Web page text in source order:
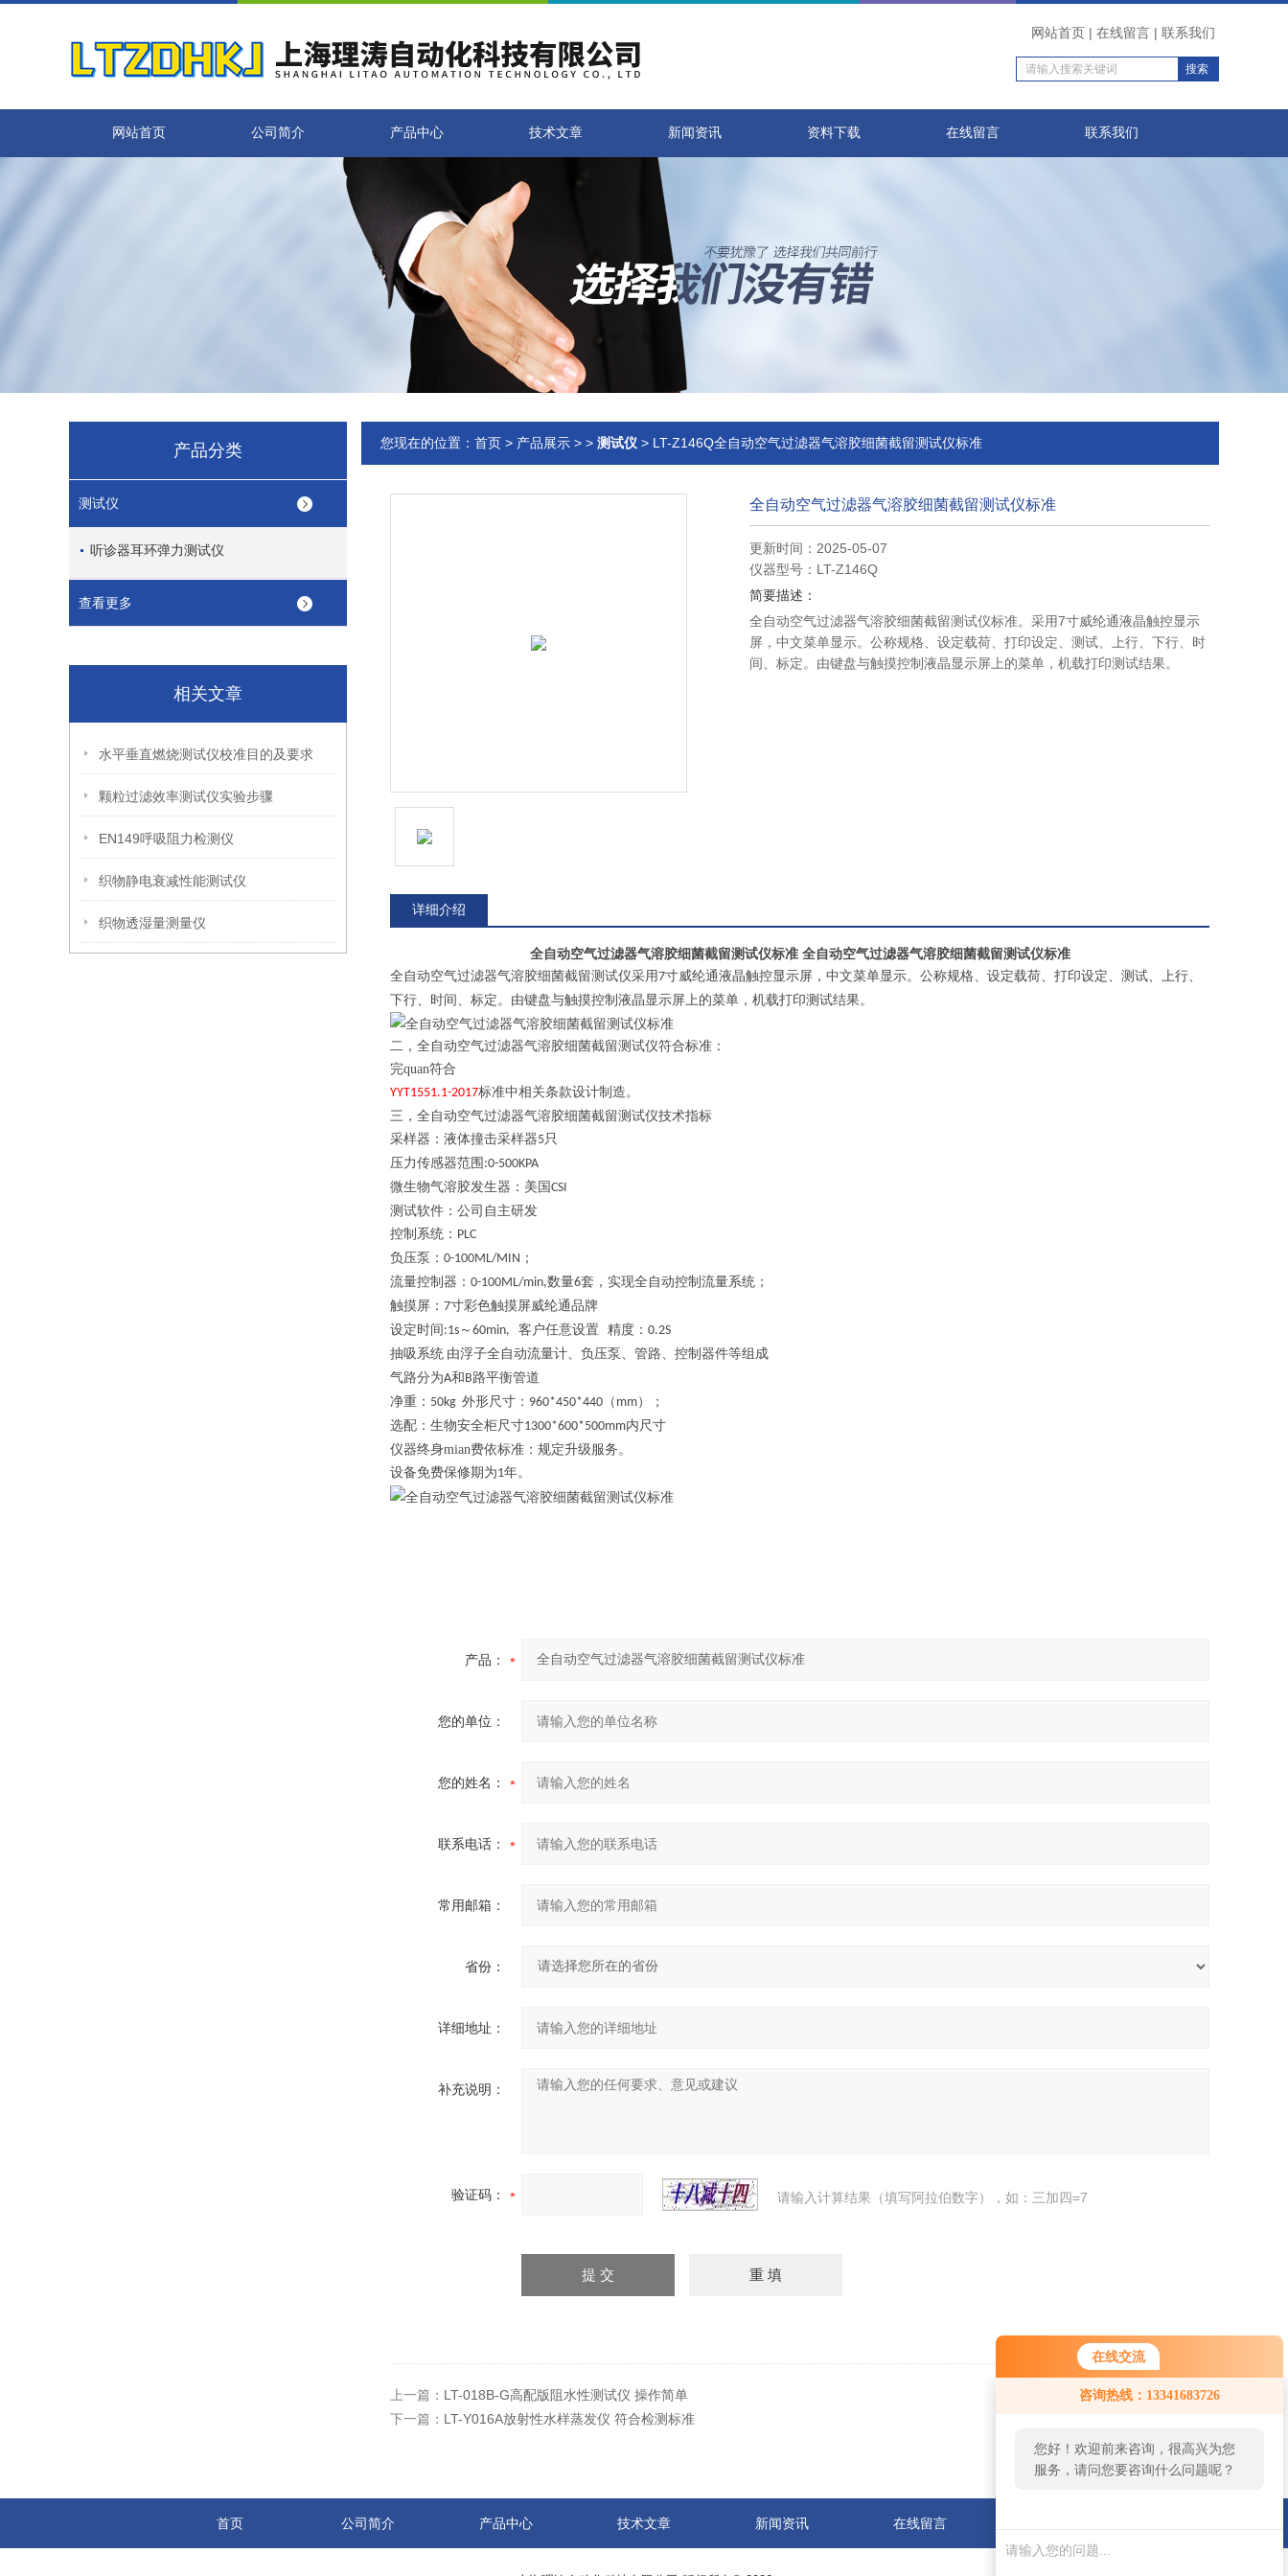
在线交流
咨询热线：13341683726
您好！欢迎前来咨询，很高兴为您
服务，请问您要咨询什么问题呢？
网站首页 | 在线留言 | 联系我们
网站首页 公司简介 产品中心 技术文章 新闻资讯 资料下载 在线留言 联系我们
产品分类
测试仪
听诊器耳环弹力测试仪
查看更多
相关文章
水平垂直燃烧测试仪校准目的及要求
颗粒过滤效率测试仪实验步骤
EN149呼吸阻力检测仪
织物静电衰减性能测试仪
织物透湿量测量仪
您现在的位置： 首页 > 产品展示 > > 测试仪 > LT-Z146Q全自动空气过滤器气溶胶细菌截留测试仪标准
全自动空气过滤器气溶胶细菌截留测试仪标准
更新时间：2025-05-07
仪器型号：LT-Z146Q
简要描述：
全自动空气过滤器气溶胶细菌截留测试仪标准。采用7寸威纶通液晶触控显示
屏，中文菜单显示。公称规格、设定载荷、打印设定、测试、上行、下行、时
间、标定。由键盘与触摸控制液晶显示屏上的菜单，机载打印测试结果。
详细介绍
全自动空气过滤器气溶胶细菌截留测试仪标准 全自动空气过滤器气溶胶细菌截留测试仪标准
全自动空气过滤器气溶胶细菌截留测试仪采用7寸威纶通液晶触控显示屏，中文菜单显示。公称规格、设定载荷、打印设定、测试、上行、
下行、时间、标定。由键盘与触摸控制液晶显示屏上的菜单，机载打印测试结果。
二，全自动空气过滤器气溶胶细菌截留测试仪符合标准：
完quan符合
YYT1551.1-2017标准中相关条款设计制造。
三，全自动空气过滤器气溶胶细菌截留测试仪技术指标
采样器 ： 液体撞击采样器5只
压力传感器范围 :0-500KPA
微生物气溶胶发生器 ：美国 CSI
测试软件：公司自主研发
控制系统： PLC
负压泵： 0-100ML/MIN ；
流量控制器： 0-100ML/min,数量6套，实现全自动控制流量系统；
触摸屏： 7寸彩色触摸屏威纶通品牌
设定时间 :1s ～ 60min, 客户任意设置 精度： 0.2S
抽吸系统 由浮子全自动流量计、 负压泵、管路、控制器件等组成
气路分为A和 B路平衡管道
净重： 50kg 外形尺寸： 960*450*440 （ mm）
；
选配：生物安全柜尺寸1300*600*500mm内尺寸
仪器终身mian费依标准：规定升级服务。
设备免费保修期为1年。
产品：
您的单位：
您的姓名：
联系电话：
常用邮箱：
省份：
详细地址：
补充说明：
验证码： 请输入计算结果（填写阿拉伯数字），如：三加四=7
上一篇： LT-018B-G高配版阻水性测试仪 操作简单
下一篇： LT-Y016A放射性水样蒸发仪 符合检测标准
返回
首页 公司简介 产品中心 技术文章 新闻资讯 在线留言